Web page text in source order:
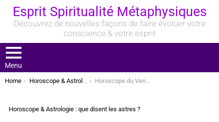
Esprit Spiritualité Métaphysiques
Découvrez de nouvelles façons de faire évoluer votre
conscience & votre esprit
Menu
You are here:
Home Horoscope & Astrologie : que disent les astres ? Horoscope du Vendredi 13 janvier 2023 pour chaque signe du zodiaque
Horoscope & Astrologie : que disent les astres ?